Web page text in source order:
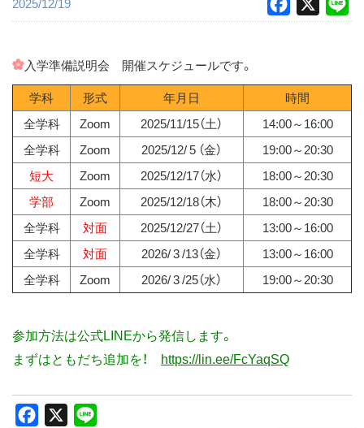
Facebook
入学準備説明会 開催スケジュールです。
学科
形式 年月日
時間
全学科
Zoom 2025/11/15（土）
14:00～16:00
全学科
Zoom 2025/12/ 5 （金）
19:00～20:30
短大
Zoom 2025/12/17（水）
18:00～20:30
学部
Zoom 2025/12/18（木）
18:00～20:30
全学科
対面 2025/12/27（土）
13:00～16:00
全学科
対面 2026/ 3 /13（金）
13:00～16:00
全学科
Zoom 2026/ 3 /25（水） 19:00～20:30
参加方法は公式LINEから発信します。
まずはともだち追加を！ https://lin.ee/FcYaqSQ
Facebook